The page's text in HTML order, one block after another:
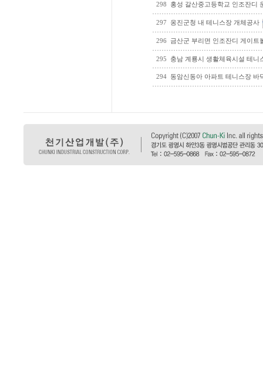
298 홍성 갈산중고등학교 인조잔디
297 옹진군청 내 테니스장 개체공사
296 금산군 부리면 인조잔디 게이트
295 충남 계룡시 생활체육시설 테니
294 동암신동아 아파트 테니스장 바